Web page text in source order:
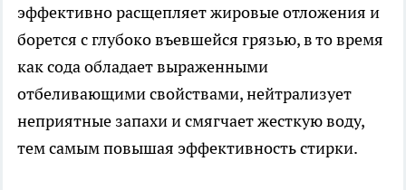
эффективно расщепляет жировые отложения и
борется с глубоко въевшейся грязью, в то время
как сода обладает выраженными
отбеливающими свойствами, нейтрализует
неприятные запахи и смягчает жесткую воду,
тем самым повышая эффективность стирки.